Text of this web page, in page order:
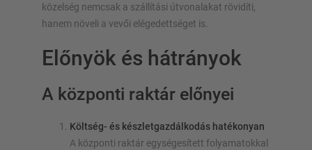
közelség nemcsak a szállítási útvonalakat rövidíti,
hanem növeli a vevői elégedettséget is.
Előnyök és hátrányok
A központi raktár előnyei
Költség- és készletgazdálkodás hatékonyan
A központi raktár egységesített folyamatokkal